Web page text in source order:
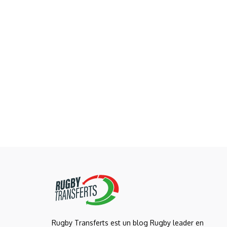
Rugby Transferts est un blog Rugby leader en